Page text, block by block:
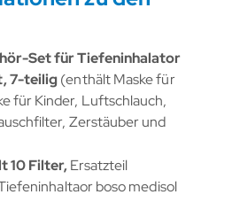
Set für Tiefeninhalator
7-teilig(enthält Maske für
für Kinder, Luftschlauch,
Zerstäuber und
10 Filter,Ersatzteil
boso medisol